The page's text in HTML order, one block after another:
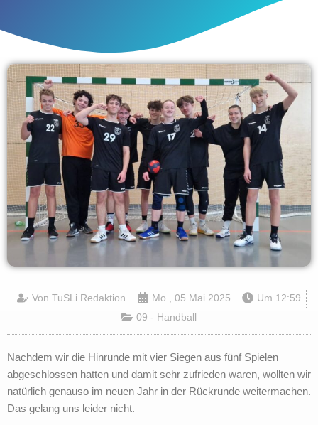
Von TuSLi Redaktion Mo., 05 Mai 2025 Um 12:59
09 - Handball
Nachdem wir die Hinrunde mit vier Siegen aus fünf Spielen
abgeschlossen hatten und damit sehr zufrieden waren, wollten wir
natürlich genauso im neuen Jahr in der Rückrunde weitermachen.
Das gelang uns leider nicht.